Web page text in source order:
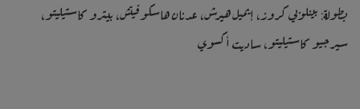
بطولة: بينلوبي كروز، إيميل هيرش، عدنان هاسكوفيتش، بيترو كاستيليتو،
سيرجيو كاستيليتو، ساديت أكسوي